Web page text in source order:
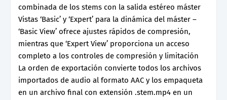
combinada de los stems con la salida estéreo máster
Vistas ‘Basic’ y ‘Expert’ para la dinámica del máster –
‘Basic View’ ofrece ajustes rápidos de compresión,
mientras que ‘Expert View’ proporciona un acceso
completo a los controles de compresión y limitación
La orden de exportación convierte todos los archivos
importados de audio al formato AAC y los empaqueta
en un archivo final con extensión .stem.mp4 en un